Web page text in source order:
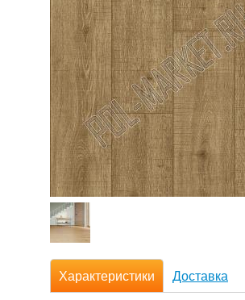
Характеристики Доставка